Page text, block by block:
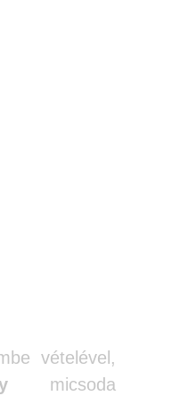
vételével,
micsoda